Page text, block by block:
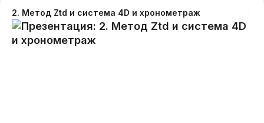
2. Метод Ztd и система 4D и хронометраж